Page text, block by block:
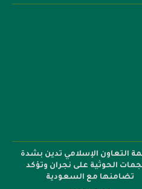
التعاون الإسلامي تدين بشدة
الحوثية على نجران وتؤكد
تضامنها مع السعودية